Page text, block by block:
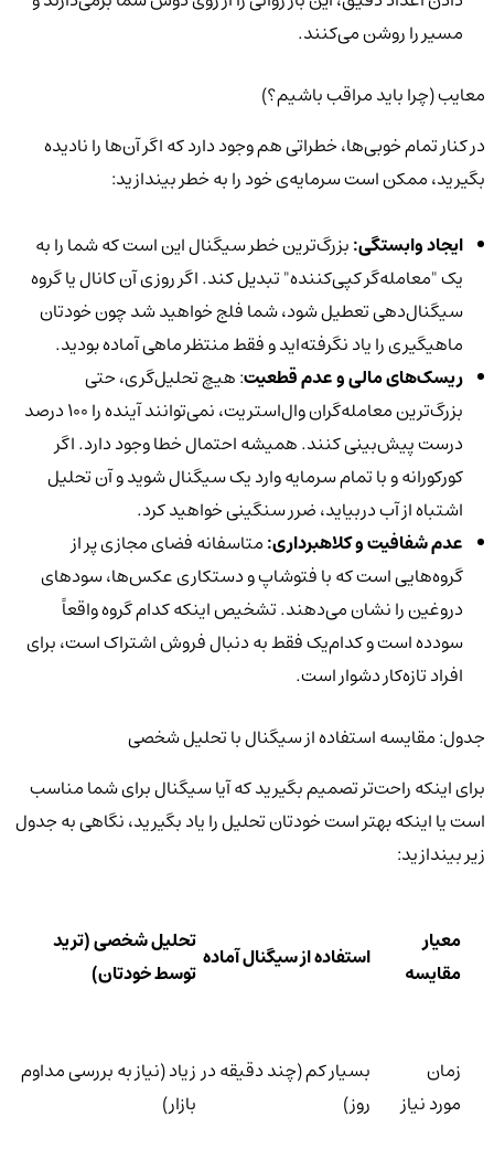
مسیر را روشن می‌کنند.
معایب (چرا باید مراقب باشیم؟)
در کنار تمام خوبی‌ها، خطراتی هم وجود دارد که اگر آن‌ها را نادیده
بگیرید، ممکن است سرمایه‌ی خود را به خطر بیندازید:
ایجاد وابستگی:بزرگ‌ترین خطر سیگنال این است که شما را به
یک "معامله‌گر کپی‌کننده" تبدیل کند. اگر روزی آن کانال یا گروه
سیگنال‌دهی تعطیل شود، شما فلج خواهید شد چون خودتان
ماهیگیری را یاد نگرفته‌اید و فقط منتظر ماهی آماده بودید.
ریسک‌های مالی و عدم قطعیت: هیچ تحلیل‌گری، حتی
بزرگ‌ترین معامله‌گران وال‌استریت، نمی‌توانند آینده را ۱۰۰ درصد
درست پیش‌بینی کنند. همیشه احتمال خطا وجود دارد. اگر
کورکورانه و با تمام سرمایه وارد یک سیگنال شوید و آن تحلیل
اشتباه از آب دربیاید، ضرر سنگینی خواهید کرد.
عدم شفافیت و کلاهبرداری:متاسفانه فضای مجازی پر از
گروه‌هایی است که با فتوشاپ و دستکاری عکس‌ها، سودهای
دروغین را نشان می‌دهند. تشخیص اینکه کدام گروه واقعاً
سودده است و کدام‌یک فقط به دنبال فروش اشتراک است، برای
افراد تازه‌کار دشوار است.
جدول: مقایسه استفاده از سیگنال با تحلیل شخصی
برای اینکه راحت‌تر تصمیم بگیرید که آیا سیگنال برای شما مناسب
است یا اینکه بهتر است خودتان تحلیل را یاد بگیرید، نگاهی به جدول
زیر بیندازید:
معیار
مقایسه
استفاده از سیگنال آماده
تحلیل شخصی (ترید
توسط خودتان)
زمان
مورد نیاز
بسیار کم (چند دقیقه در
روز)
زیاد (نیاز به بررسی مداوم
بازار)